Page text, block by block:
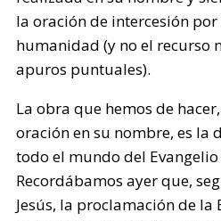
la oración de intercesión
humanidad (y no el recurso
apuros puntuales).
La obra que hemos de
oración en su nombre, es la
todo el mundo del Evangelio
Recordábamos ayer que,
Jesús, la proclamación de la